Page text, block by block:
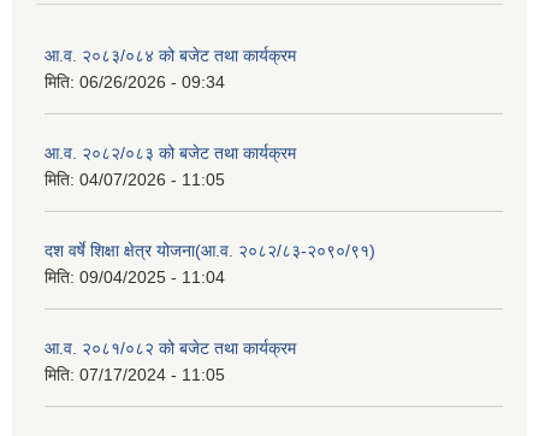
आ.व. २०८३/०८४ को बजेट तथा कार्यक्रम
मिति: 06/26/2026 - 09:34
आ.व. २०८२/०८३ को बजेट तथा कार्यक्रम
मिति: 04/07/2026 - 11:05
दश वर्षे शिक्षा क्षेत्र योजना(आ.व. २०८२/८३-२०९०/९१)
मिति: 09/04/2025 - 11:04
आ.व. २०८१/०८२ को बजेट तथा कार्यक्रम
मिति: 07/17/2024 - 11:05